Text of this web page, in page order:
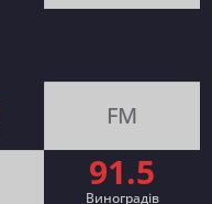
FM
91.5
Виноградів